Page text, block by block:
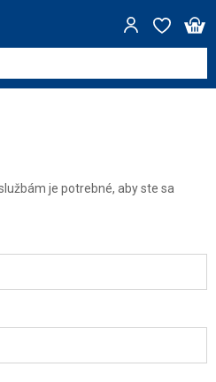
je potrebné, aby ste sa